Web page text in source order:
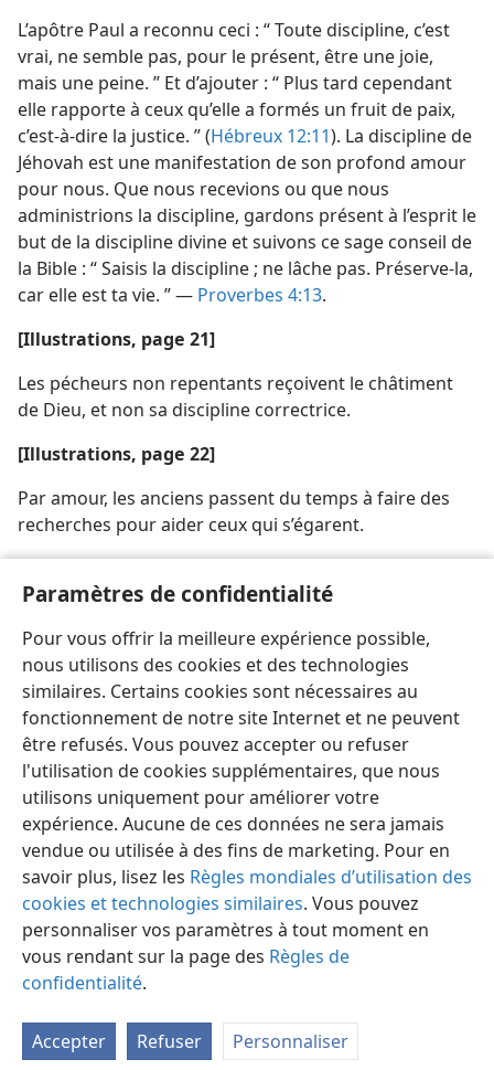
Paramètres de confidentialité
Pour vous offrir la meilleure expérience possible,
nous utilisons des cookies et des technologies
similaires. Certains cookies sont nécessaires au
fonctionnement de notre site Internet et ne peuvent
être refusés. Vous pouvez accepter ou refuser
l'utilisation de cookies supplémentaires, que nous
utilisons uniquement pour améliorer votre
expérience. Aucune de ces données ne sera jamais
vendue ou utilisée à des fins de marketing. Pour en
savoir plus, lisez les Règles mondiales d’utilisation des
cookies et technologies similaires. Vous pouvez
personnaliser vos paramètres à tout moment en
vous rendant sur la page des Règles de
confidentialité.
Accepter Refuser Personnaliser
L’apôtre Paul a reconnu ceci : “ Toute discipline, c’est
vrai, ne semble pas, pour le présent, être une joie,
mais une peine. ” Et d’ajouter : “ Plus tard cependant
elle rapporte à ceux qu’elle a formés un fruit de paix,
c’est-à-dire la justice. ” (Hébreux 12:11). La discipline de
Jéhovah est une manifestation de son profond amour
pour nous. Que nous recevions ou que nous
administrions la discipline, gardons présent à l’esprit le
but de la discipline divine et suivons ce sage conseil de
la Bible : “ Saisis la discipline ; ne lâche pas. Préserve-​la,
car elle est ta vie. ” — Proverbes 4:13.
[Illustrations, page 21]
Les pécheurs non repentants reçoivent le châtiment
de Dieu, et non sa discipline correctrice.
[Illustrations, page 22]
Par amour, les anciens passent du temps à faire des
recherches pour aider ceux qui s’égarent.
avertissements de Jéhovah ” avec patience et amour.
Français Partager Préférences
Copyright © 2026 Watch Tower Bible and Tract Society of Pennsylvania
Conditions d’utilisation
Règles de confidentialité
Paramètres de confidentialité
JW.ORG Se connecter